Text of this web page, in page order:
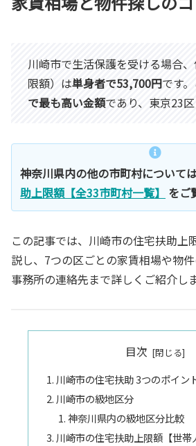
川崎市で生活保護を受ける場合
限額）は単身者で53,700円です
で最も高い金額であり、東京23区
神奈川県内の他の市町村について
助上限額【全33市町村一覧】 をご
この記事では、川崎市の住宅扶助上
説し、7つの区ごとの家賃相場や物
事務所の連絡先まで詳しくご紹介しま
目次
川崎市の住宅扶助 3つのポイン
川崎市の級地区分
神奈川県内の級地区分比較
川崎市の住宅扶助上限額【世帯